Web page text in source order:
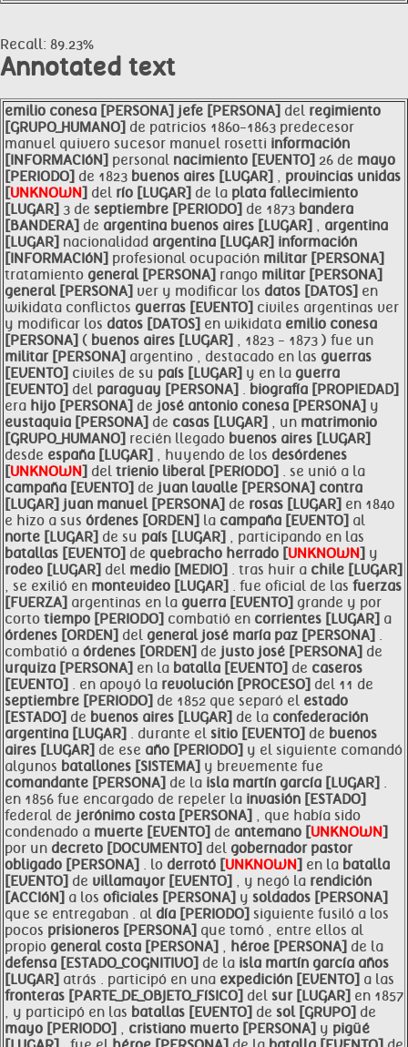
Recall: 89.23%
Annotated text
emilio conesa [PERSONA] jefe [PERSONA] del regimiento
[GRUPO_HUMANO] de patricios 1860-1863 predecesor
manuel quivero sucesor manuel rosetti información
[INFORMACIóN] personal nacimiento [EVENTO] 26 de mayo
[PERIODO] de 1823 buenos aires [LUGAR] , provincias unidas
[UNKNOWN] del río [LUGAR] de la plata fallecimiento
[LUGAR] 3 de septiembre [PERIODO] de 1873 bandera
[BANDERA] de argentina buenos aires [LUGAR] , argentina
[LUGAR] nacionalidad argentina [LUGAR] información
[INFORMACIóN] profesional ocupación militar [PERSONA]
tratamiento general [PERSONA] rango militar [PERSONA]
general [PERSONA] ver y modificar los datos [DATOS] en
wikidata conflictos guerras [EVENTO] civiles argentinas ver
y modificar los datos [DATOS] en wikidata emilio conesa
[PERSONA] ( buenos aires [LUGAR] , 1823 - 1873 ) fue un
militar [PERSONA] argentino , destacado en las guerras
[EVENTO] civiles de su país [LUGAR] y en la guerra
[EVENTO] del paraguay [PERSONA] . biografía [PROPIEDAD]
era hijo [PERSONA] de josé antonio conesa [PERSONA] y
eustaquia [PERSONA] de casas [LUGAR] , un matrimonio
[GRUPO_HUMANO] recién llegado buenos aires [LUGAR]
desde españa [LUGAR] , huyendo de los desórdenes
[UNKNOWN] del trienio liberal [PERíODO] . se unió a la
campaña [EVENTO] de juan lavalle [PERSONA] contra
[LUGAR] juan manuel [PERSONA] de rosas [LUGAR] en 1840
e hizo a sus órdenes [ORDEN] la campaña [EVENTO] al
norte [LUGAR] de su país [LUGAR] , participando en las
batallas [EVENTO] de quebracho herrado [UNKNOWN] y
rodeo [LUGAR] del medio [MEDIO] . tras huir a chile [LUGAR]
, se exilió en montevideo [LUGAR] . fue oficial de las fuerzas
[FUERZA] argentinas en la guerra [EVENTO] grande y por
corto tiempo [PERIODO] combatió en corrientes [LUGAR] a
órdenes [ORDEN] del general josé maría paz [PERSONA] .
combatió a órdenes [ORDEN] de justo josé [PERSONA] de
urquiza [PERSONA] en la batalla [EVENTO] de caseros
[EVENTO] . en apoyó la revolución [PROCESO] del 11 de
septiembre [PERIODO] de 1852 que separó el estado
[ESTADO] de buenos aires [LUGAR] de la confederación
argentina [LUGAR] . durante el sitio [EVENTO] de buenos
aires [LUGAR] de ese año [PERIODO] y el siguiente comandó
algunos batallones [SISTEMA] y brevemente fue
comandante [PERSONA] de la isla martín garcía [LUGAR] .
en 1856 fue encargado de repeler la invasión [ESTADO]
federal de jerónimo costa [PERSONA] , que había sido
condenado a muerte [EVENTO] de antemano [UNKNOWN]
por un decreto [DOCUMENTO] del gobernador pastor
obligado [PERSONA] . lo derrotó [UNKNOWN] en la batalla
[EVENTO] de villamayor [EVENTO] , y negó la rendición
[ACCIóN] a los oficiales [PERSONA] y soldados [PERSONA]
que se entregaban . al día [PERIODO] siguiente fusiló a los
pocos prisioneros [PERSONA] que tomó , entre ellos al
propio general costa [PERSONA] , héroe [PERSONA] de la
defensa [ESTADO_COGNITIVO] de la isla martín garcía años
[LUGAR] atrás . participó en una expedición [EVENTO] a las
fronteras [PARTE_DE_OBJETO_FíSICO] del sur [LUGAR] en 1857
, y participó en las batallas [EVENTO] de sol [GRUPO] de
mayo [PERIODO] , cristiano muerto [PERSONA] y pigüé